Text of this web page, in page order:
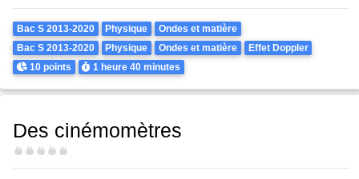
Theme
Bac S 2013-2020 Physique
Ondes et matière
Bac S 2013-2020
Physique Ondes et matière Effet Doppler
Points
10 points Durée
1 heure40 minutes
Des cinémomètres
Difficulté